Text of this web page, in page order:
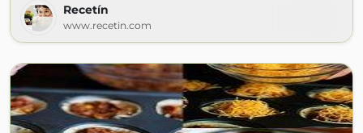
Recetín
www.recetin.com